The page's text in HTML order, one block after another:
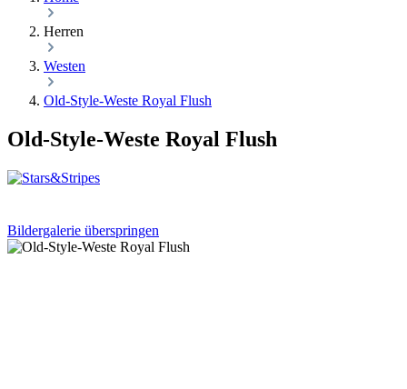
Herren
Westen
Old-Style-Weste Royal Flush
Old-Style-Weste Royal Flush
Bildergalerie überspringen